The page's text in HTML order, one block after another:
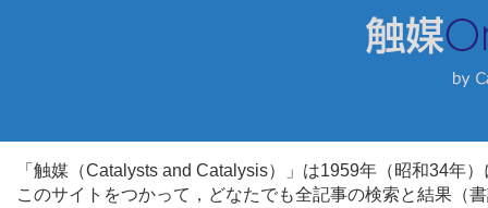
「触媒（Catalysts and Catalysis）」は1959年（昭和34年
このサイトをつかって，どなたでも全記事の検索と結果（